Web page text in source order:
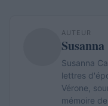
AUTEUR
Susanna
lettres
Vérone,
mémoire